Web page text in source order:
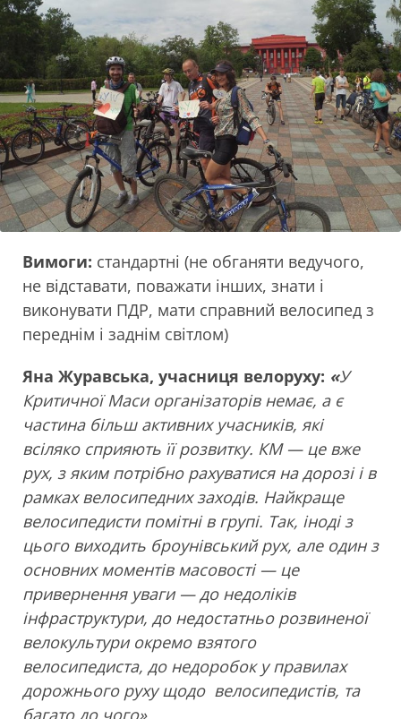
Вимоги: стандартні (не обганяти ведучого,
не відставати, поважати інших, знати і
виконувати ПДР, мати справний велосипед з
переднім і заднім світлом)
Яна Журавська, учасниця велоруху: «У
Критичної Маси організаторів немає, а є
частина більш активних учасників, які
всіляко сприяють її розвитку. КМ — це вже
рух, з яким потрібно рахуватися на дорозі і в
рамках велосипедних заходів. Найкраще
велосипедисти помітні в групі. Так, іноді з
цього виходить броунівський рух, але один з
основних моментів масовості — це
привернення уваги — до недоліків
інфраструктури, до недостатньо розвиненої
велокультури окремо взятого
велосипедиста, до недоробок у правилах
дорожнього руху щодо велосипедистів, та